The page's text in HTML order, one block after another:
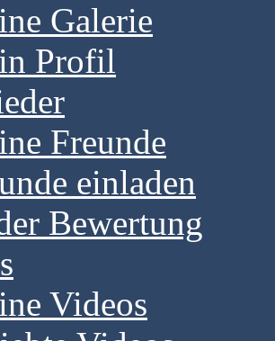
Galerie
Profil
Freunde
einladen
Bewertung
Videos